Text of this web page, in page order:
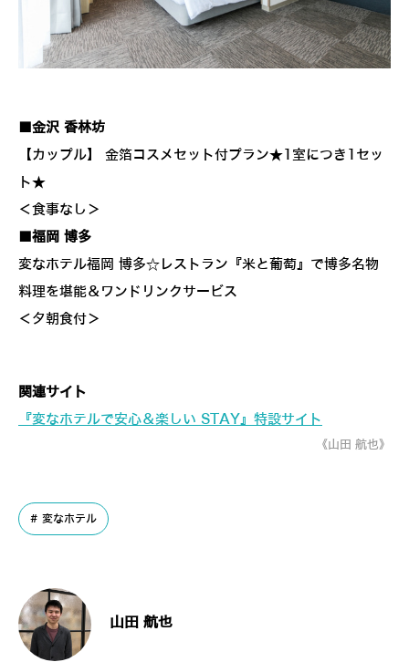
■金沢 香林坊
【カップル】 金箔コスメセット付プラン★1室につき1セッ
ト★
＜食事なし＞
■福岡 博多
変なホテル福岡 博多☆レストラン『米と葡萄』で博多名物
料理を堪能＆ワンドリンクサービス
＜夕朝食付＞
関連サイト
『変なホテルで安心＆楽しい STAY』特設サイト
《山田 航也》
変なホテル
山田 航也